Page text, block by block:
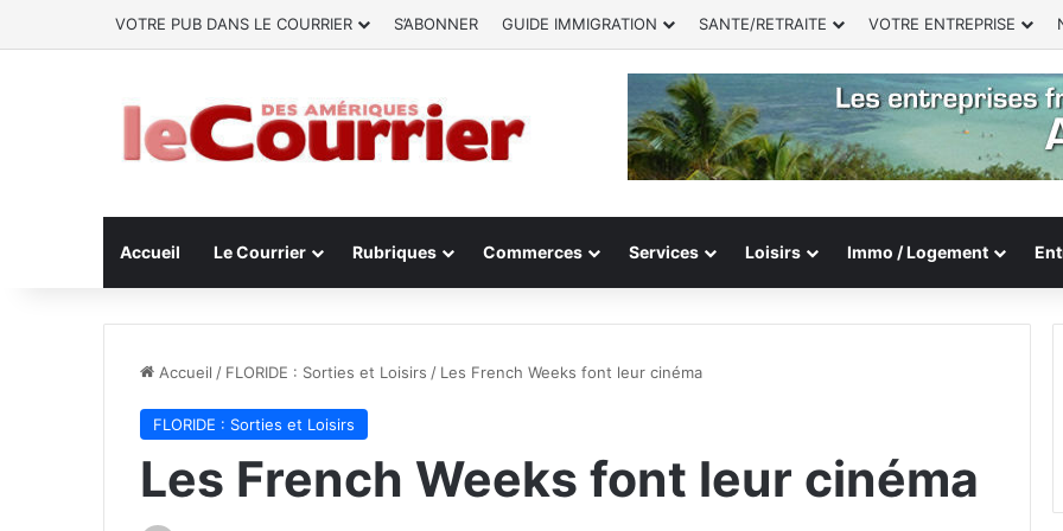
VOTRE PUB DANS LE COURRIER S’ABONNER GUIDE IMMIGRATION SANTE/RETRAITE VOTRE ENTREPRISE
Accueil Le Courrier Rubriques Commerces Services Loisirs Immo / Logement
Accueil / FLORIDE : Sorties et Loisirs / Les French Weeks font leur cinéma
FLORIDE : Sorties et Loisirs
Les French Weeks font leur cinéma